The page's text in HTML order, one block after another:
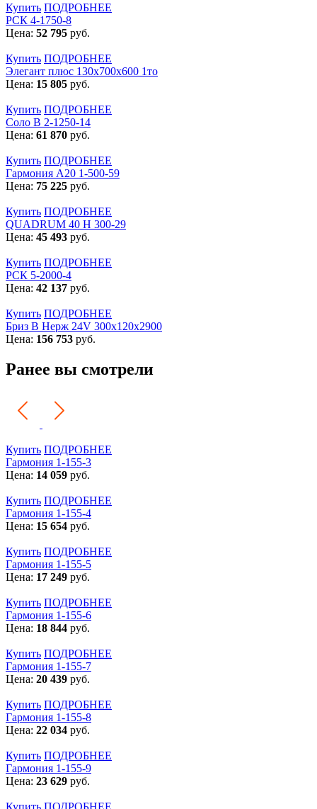
Купить ПОДРОБНЕЕ
РСК 4-1750-8
Цена: 52 795 руб.
Купить ПОДРОБНЕЕ
Элегант плюс 130x700x600 1то
Цена: 15 805 руб.
Купить ПОДРОБНЕЕ
Соло В 2-1250-14
Цена: 61 870 руб.
Купить ПОДРОБНЕЕ
Гармония А20 1-500-59
Цена: 75 225 руб.
Купить ПОДРОБНЕЕ
QUADRUM 40 H 300-29
Цена: 45 493 руб.
Купить ПОДРОБНЕЕ
РСК 5-2000-4
Цена: 42 137 руб.
Купить ПОДРОБНЕЕ
Бриз В Нерж 24V 300x120x2900
Цена: 156 753 руб.
Ранее вы смотрели
Купить ПОДРОБНЕЕ
Гармония 1-155-3
Цена: 14 059 руб.
Купить ПОДРОБНЕЕ
Гармония 1-155-4
Цена: 15 654 руб.
Купить ПОДРОБНЕЕ
Гармония 1-155-5
Цена: 17 249 руб.
Купить ПОДРОБНЕЕ
Гармония 1-155-6
Цена: 18 844 руб.
Купить ПОДРОБНЕЕ
Гармония 1-155-7
Цена: 20 439 руб.
Купить ПОДРОБНЕЕ
Гармония 1-155-8
Цена: 22 034 руб.
Купить ПОДРОБНЕЕ
Гармония 1-155-9
Цена: 23 629 руб.
Купить ПОДРОБНЕЕ